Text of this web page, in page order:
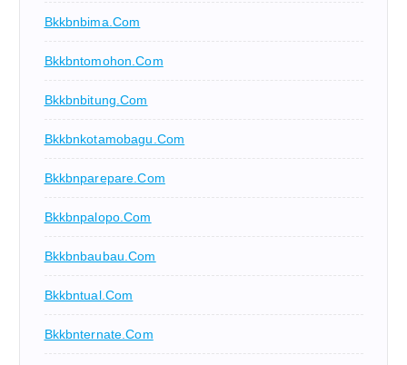
Bkkbnbima.com
Bkkbntomohon.com
Bkkbnbitung.com
Bkkbnkotamobagu.com
Bkkbnparepare.com
Bkkbnpalopo.com
Bkkbnbaubau.com
Bkkbntual.com
Bkkbnternate.com